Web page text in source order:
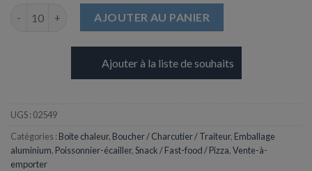
quantité de Plat Aluminium - Gastronorme - 2400ml
AJOUTER AU PANIER
Ajouter à la liste de souhaits
UGS : 02549
Catégories : Boite chaleur, Boucher / Charcutier / Traiteur, Emballage
aluminium, Poissonnier-écailler,Snack / Fast-food / Pizza,Vente-à-
emporter